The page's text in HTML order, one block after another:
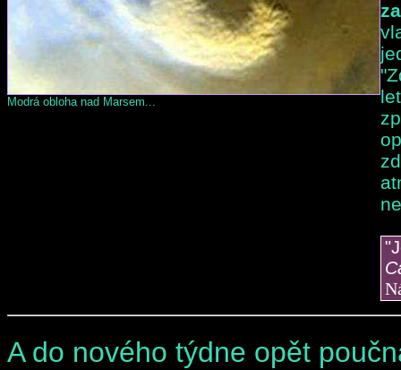
Modrá obloha nad Marsem...
A do nového týdne opět